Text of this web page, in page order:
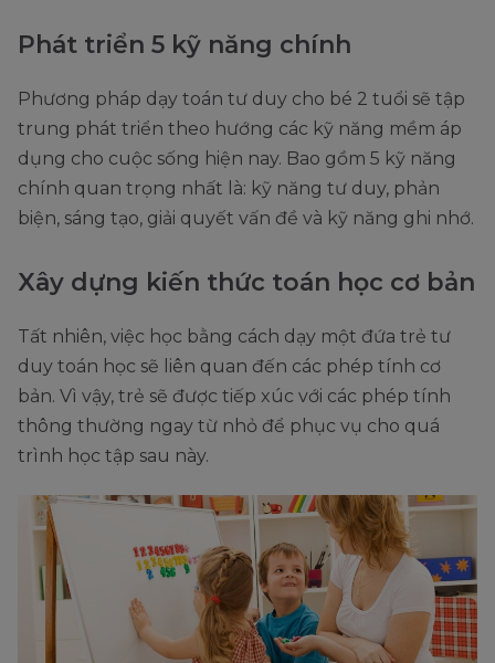
Phát triển 5 kỹ năng chính
Phương pháp dạy toán tư duy cho bé 2 tuổi sẽ tập
trung phát triển theo hướng các kỹ năng mềm áp
dụng cho cuộc sống hiện nay. Bao gồm 5 kỹ năng
chính quan trọng nhất là: kỹ năng tư duy, phản
biện, sáng tạo, giải quyết vấn đề và kỹ năng ghi nhớ.
Xây dựng kiến ​​thức toán học cơ bản
Tất nhiên, việc học bằng cách dạy một đứa trẻ tư
duy toán học sẽ liên quan đến các phép tính cơ
bản. Vì vậy, trẻ sẽ được tiếp xúc với các phép tính
thông thường ngay từ nhỏ để phục vụ cho quá
trình học tập sau này.